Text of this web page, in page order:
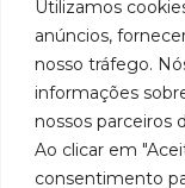
Utilizamos
anúncios,
nosso tráfego.
informações
nossos parceiros
Ao clicar em
consentimento
líder
em
de
Políticas
de
Cookies
A